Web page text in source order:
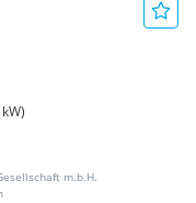
m.b.H.